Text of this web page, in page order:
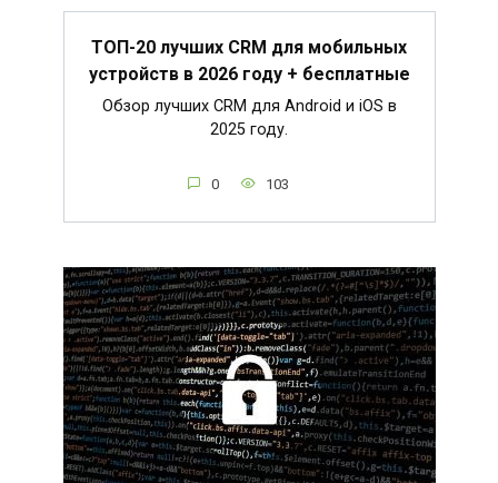
ТОП-20 лучших CRM для мобильных
устройств в 2026 году + бесплатные
Обзор лучших CRM для Android и iOS в
2025 году.
0 103